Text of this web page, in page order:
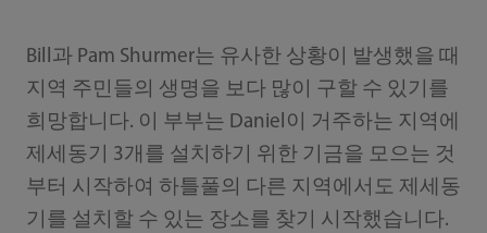
Bill과 Pam Shurmer는 유사한 상황이 발생했을 때
지역 주민들의 생명을 보다 많이 구할 수 있기를
희망합니다. 이 부부는 Daniel이 거주하는 지역에
제세동기 3개를 설치하기 위한 기금을 모으는 것
부터 시작하여 하틀풀의 다른 지역에서도 제세동
기를 설치할 수 있는 장소를 찾기 시작했습니다.